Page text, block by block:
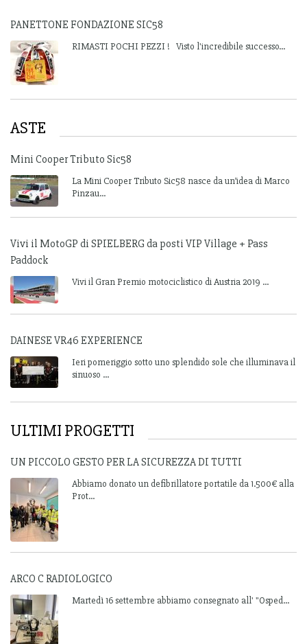
PANETTONE FONDAZIONE SIC58
RIMASTI POCHI PEZZI ! Visto l'incredibile successo...
ASTE
Mini Cooper Tributo Sic58
La Mini Cooper Tributo Sic58 nasce da un’idea di Marco
Pinzau...
Vivi il MotoGP di SPIELBERG da posti VIP Village + Pass
Paddock
Vivi il Gran Premio motociclistico di Austria 2019 ...
DAINESE VR46 EXPERIENCE
Ieri pomeriggio sotto uno splendido sole che illuminava il
sinuoso ...
ULTIMI PROGETTI
UN PICCOLO GESTO PER LA SICUREZZA DI TUTTI
Abbiamo donato un defibrillatore portatile da 1.500€ alla
Prot...
ARCO C RADIOLOGICO
Martedì 16 settembre abbiamo consegnato all' "Osped...